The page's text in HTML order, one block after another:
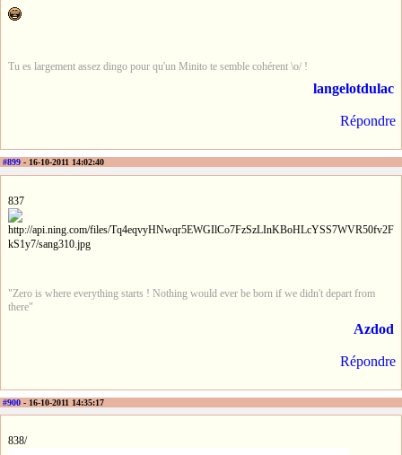
Tu es largement assez dingo pour qu'un Minito te semble cohérent \o/ !
langelotdulac
Répondre
#899 - 16-10-2011 14:02:40
837
"Zero is where everything starts ! Nothing would ever be born if we didn't depart from
there"
Azdod
Répondre
#900 - 16-10-2011 14:35:17
838/